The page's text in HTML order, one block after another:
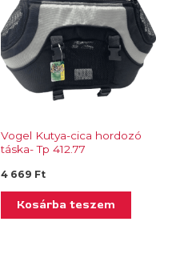
Vogel Kutya-cica hordozó
táska- Tp 412.77
4 669 Ft
Kosárba teszem